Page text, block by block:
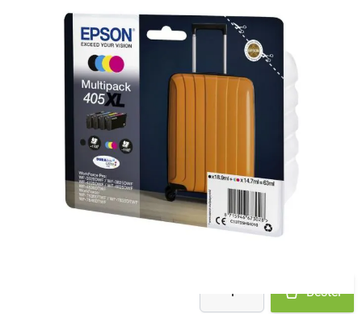
Op voorraad bij leverancier
- binnen 2 werkdagen verstuurd
Bestel